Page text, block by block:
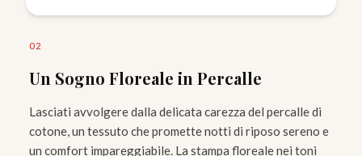
02
Un Sogno Floreale in Percalle
Lasciati avvolgere dalla delicata carezza del percalle di
cotone, un tessuto che promette notti di riposo sereno e
un comfort impareggiabile. La stampa floreale nei toni